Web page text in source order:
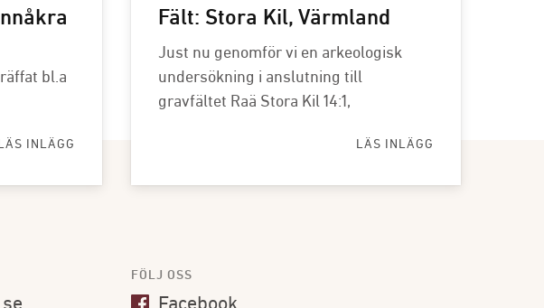
bl.a
INLÄGG
Fält: Stora Kil, Värmland
Just nu genomför vi en arkeologisk
undersökning i anslutning till
gravfältet Raä Stora Kil 14:1,
LÄS INLÄGG
FÖLJ OSS